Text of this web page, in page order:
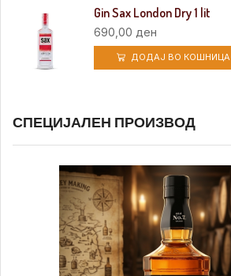
Gin Sax London Dry 1 lit
690,00 ден
ДОДАЈ ВО КОШНИЦА
СПЕЦИЈАЛЕН ПРОИЗВОД